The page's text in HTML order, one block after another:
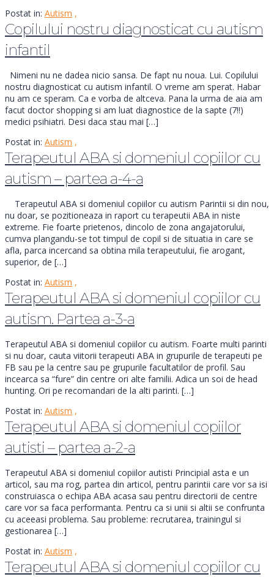
Postat in: Autism ,
Copilului nostru diagnosticat cu autism
infantil
Nimeni nu ne dadea nicio sansa. De fapt nu noua. Lui. Copilului
nostru diagnosticat cu autism infantil. O vreme am sperat. Habar
nu am ce speram. Ca e vorba de altceva. Pana la urma de aia am
facut doctor shopping si am luat diagnostice de la sapte (7!!)
medici psihiatri. Desi daca stau mai […]
Postat in: Autism ,
Terapeutul ABA si domeniul copiilor cu
autism – partea a-4-a
Terapeutul ABA si domeniul copiilor cu autism Parintii si din nou,
nu doar, se pozitioneaza in raport cu terapeutii ABA in niste
extreme. Fie foarte prietenos, dincolo de zona angajatorului,
cumva plangandu-se tot timpul de copil si de situatia in care se
afla, parca incercand sa obtina mila terapeutului, fie arogant,
superior, de […]
Postat in: Autism ,
Terapeutul ABA si domeniul copiilor cu
autism. Partea a-3-a
Terapeutul ABA si domeniul copiilor cu autism. Foarte multi parinti
si nu doar, cauta viitorii terapeuti ABA in grupurile de terapeuti pe
FB sau pe la centre sau pe grupurile facultatilor de profil. Sau
incearca sa “fure” din centre ori alte familii. Adica un soi de head
hunting. Ori pe recomandari de la alti parinti. […]
Postat in: Autism ,
Terapeutul ABA si domeniul copiilor
autisti – partea a-2-a
Terapeutul ABA si domeniul copiilor autisti Principial asta e un
articol, sau ma rog, partea din articol, pentru parintii care vor sa isi
construiasca o echipa ABA acasa sau pentru directorii de centre
care vor sa faca performanta. Pentru ca si unii si altii se confrunta
cu aceeasi problema. Sau probleme: recrutarea, trainingul si
gestionarea […]
Postat in: Autism ,
Terapeutul ABA si domeniul copiilor cu